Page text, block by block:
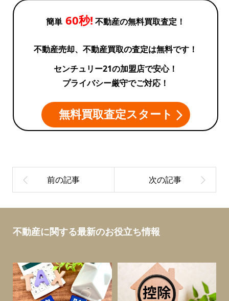
簡単 60秒! 不動産の無料買取査定！
不動産売却、不動産買取の査定は無料です！
センチュリー21の加盟店で安心！
プライバシー厳守でご対応！
無料買取査定スタート
不動産に関する最新のお役立ち情報